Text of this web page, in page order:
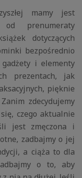
mamy jest
od prenumeraty
dotyczących
bezpośrednio
i elementy
prezentach, jak
pięknie
zdecydujemy
czego aktualnie
jest zmęczona i
zadbajmy o jej
a ciąża to dla
o to, aby